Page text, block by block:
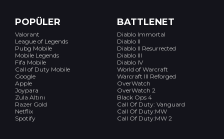
POPÜLER
Valorant
League of Legends
Pubg Mobile
Mobile Legends
Fifa Mobile
Call of Duty Mobile
Google
Apple
Joypara
Zula Altını
Razer Gold
Netflix
Spotify
BATTLENET
Diablo Immortal
Diablo II
Diablo II Resurrected
Diablo III
Diablo IV
World of Warcraft
Warcraft III Reforged
OverWatch
OverWatch 2
Black Ops 4
Call Of Duty: Vanguard
Call Of Duty:MW
Call Of Duty:MW 2